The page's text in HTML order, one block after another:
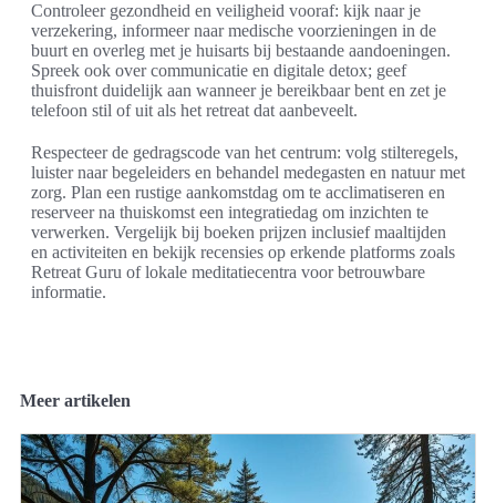
Controleer gezondheid en veiligheid vooraf: kijk naar je
verzekering, informeer naar medische voorzieningen in de
buurt en overleg met je huisarts bij bestaande aandoeningen.
Spreek ook over communicatie en digitale detox; geef
thuisfront duidelijk aan wanneer je bereikbaar bent en zet je
telefoon stil of uit als het retreat dat aanbeveelt.
Respecteer de gedragscode van het centrum: volg stilteregels,
luister naar begeleiders en behandel medegasten en natuur met
zorg. Plan een rustige aankomstdag om te acclimatiseren en
reserveer na thuiskomst een integratiedag om inzichten te
verwerken. Vergelijk bij boeken prijzen inclusief maaltijden
en activiteiten en bekijk recensies op erkende platforms zoals
Retreat Guru of lokale meditatiecentra voor betrouwbare
informatie.
Meer artikelen